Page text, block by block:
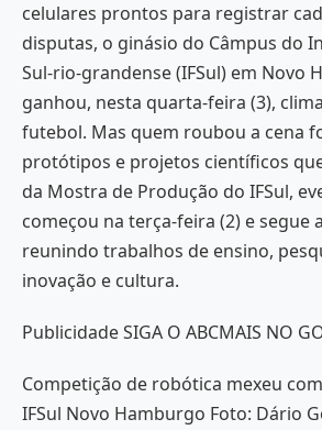
celulares prontos para registrar
disputas, o ginásio do Câmpus do
Sul-rio-grandense (IFSul) em Novo
ganhou, nesta quarta-feira (3),
futebol. Mas quem roubou a cena
protótipos e projetos científicos
da Mostra de Produção do IFSul,
começou na terça-feira (2) e segue
reunindo trabalhos de ensino,
inovação e cultura.
Publicidade SIGA O ABCMAIS NO
Competição de robótica mexeu
IFSul Novo Hamburgo Foto: Dário